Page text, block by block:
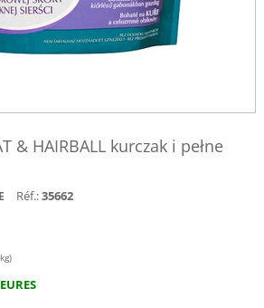
& HAIRBALL kurczak i pełne
Réf.:35662